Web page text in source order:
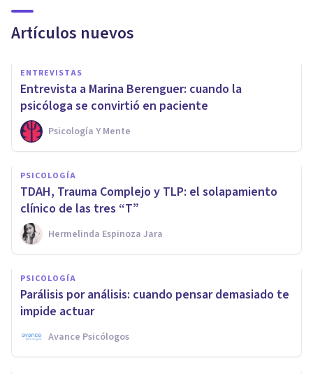
Artículos nuevos
ENTREVISTAS
Entrevista a Marina Berenguer: cuando la
psicóloga se convirtió en paciente
Psicología Y Mente
PSICOLOGÍA
TDAH, Trauma Complejo y TLP: el solapamiento
clínico de las tres “T”
Hermelinda Espinoza Jara
PSICOLOGÍA
Parálisis por análisis: cuando pensar demasiado te
impide actuar
Avance Psicólogos